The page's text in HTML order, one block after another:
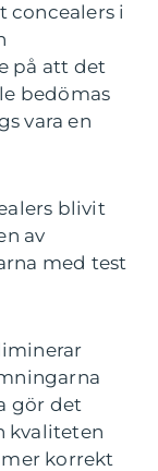
concealers i
på att det
bedömas
vara en
blivit
av
med test
gör det
kvaliteten
korrekt